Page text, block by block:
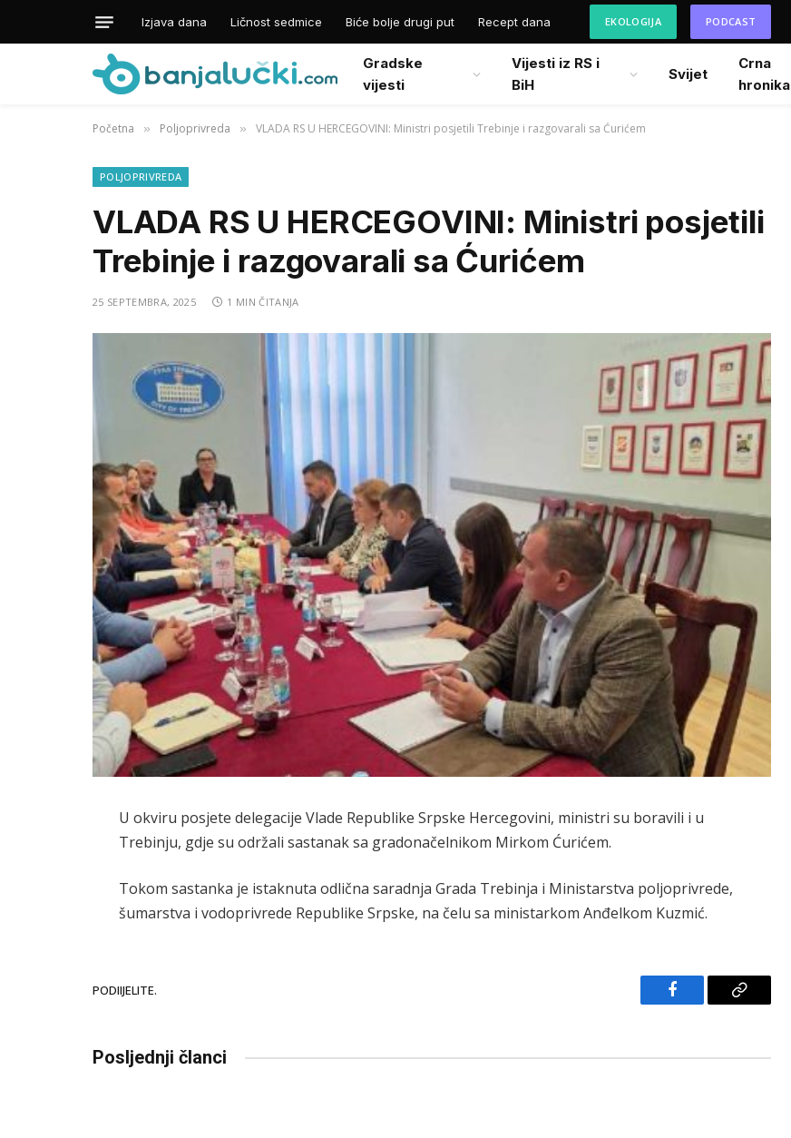
Izjava dana Ličnost sedmice Biće bolje drugi put Recept dana EKOLOGIJA PODCAST
Gradske
vijesti
Vijesti iz RS i
BiH
Svijet
Crna
hronika
Početna » Poljoprivreda » VLADA RS U HERCEGOVINI: Ministri posjetili Trebinje i razgovarali sa Ćurićem
POLJOPRIVREDA
VLADA RS U HERCEGOVINI: Ministri posjetili
Trebinje i razgovarali sa Ćurićem
25 SEPTEMBRA, 2025 1 MIN ČITANJA
U okviru posjete delegacije Vlade Republike Srpske Hercegovini, ministri su boravili i u
Trebinju, gdje su održali sastanak sa gradonačelnikom Mirkom Ćurićem.
Tokom sastanka je istaknuta odlična saradnja Grada Trebinja i Ministarstva poljoprivrede,
šumarstva i vodoprivrede Republike Srpske, na čelu sa ministarkom Anđelkom Kuzmić.
PODIIJELITE.
Facebook Copy
Posljednji članci